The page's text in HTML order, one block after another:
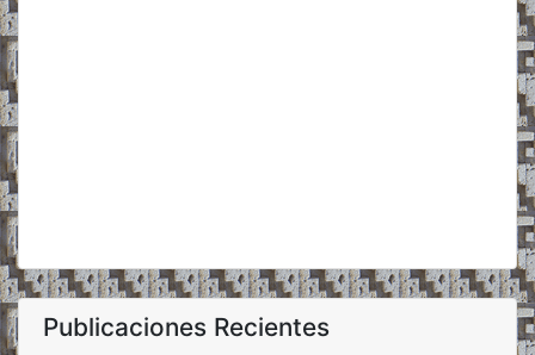
Publicaciones Recientes